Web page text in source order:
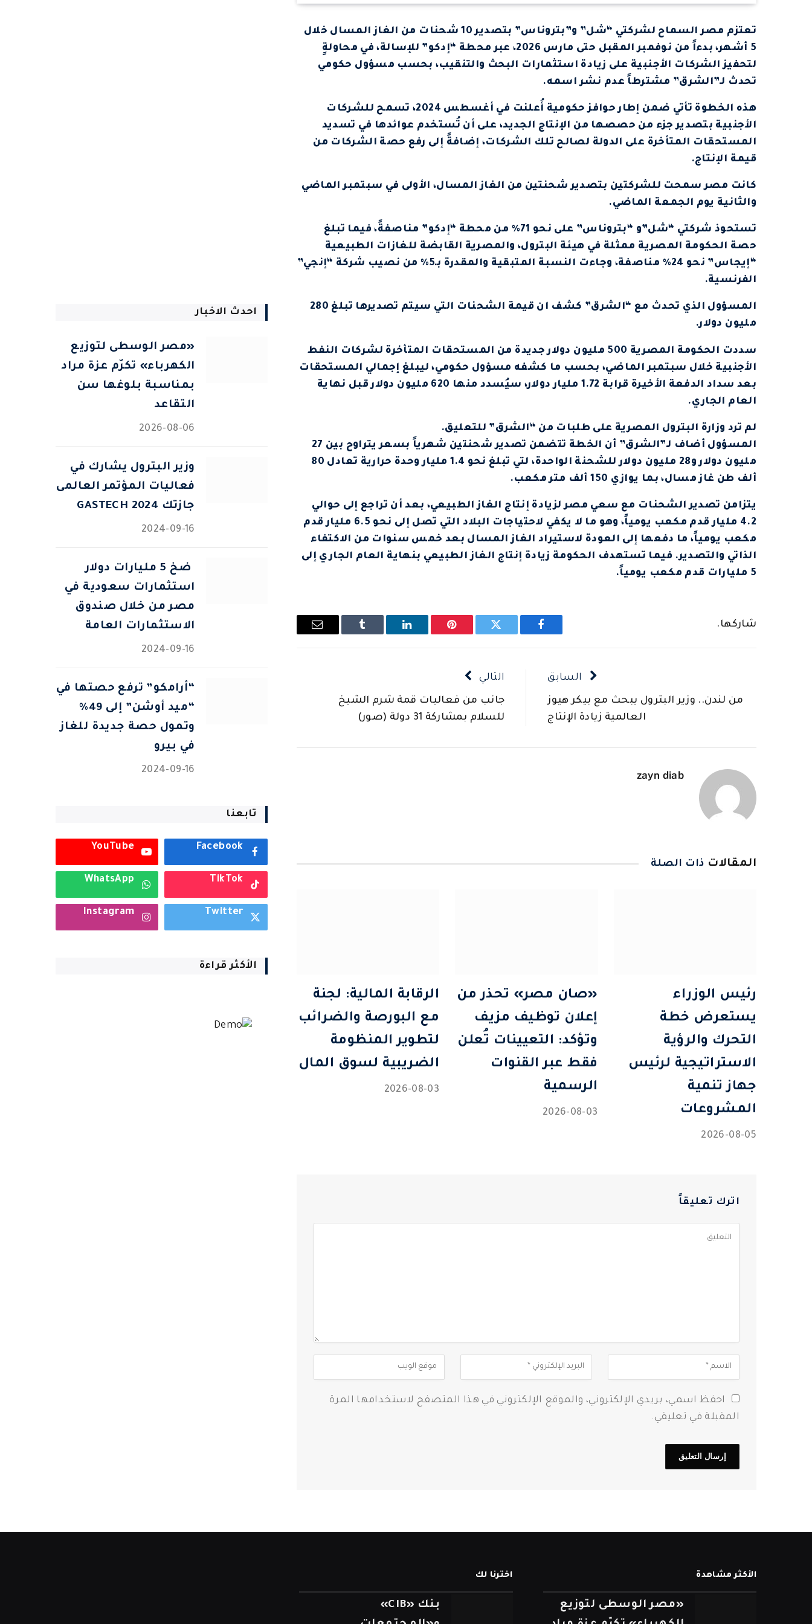
تعتزم مصر السماح لشركتي “شل” و”بتروناس” بتصدير 10 شحنات من الغاز المسال خلال
5 أشهر، بدءاً من نوفمبر المقبل حتى مارس 2026، عبر محطة “إدكو” للإسالة، في محاولةٍ
لتحفيز الشركات الأجنبية على زيادة استثمارات البحث والتنقيب، بحسب مسؤول حكومي
تحدث لـ”الشرق” مشترطاً عدم نشر اسمه.
هذه الخطوة تأتي ضمن إطار حوافز حكومية أُعلنت في أغسطس 2024، تسمح للشركات
الأجنبية بتصدير جزء من حصصها من الإنتاج الجديد، على أن تُستخدم عوائدها في تسديد
المستحقات المتأخرة على الدولة لصالح تلك الشركات، إضافةً إلى رفع حصة الشركات من
قيمة الإنتاج.
كانت مصر سمحت للشركتين بتصدير شحنتين من الغاز المسال، الأولى في سبتمبر الماضي
والثانية يوم الجمعة الماضي.
تستحوذ شركتي “شل”و “بتروناس” على نحو 71% من محطة “إدكو” مناصفةً، فيما تبلغ
حصة الحكومة المصرية ممثلة في هيئة البترول، والمصرية القابضة للغازات الطبيعية
“إيجاس” نحو 24% مناصفة، وجاءت النسبة المتبقية والمقدرة بـ5% من نصيب شركة “إنجي”
الفرنسية.
المسؤول الذي تحدث مع “الشرق” كشف ان قيمة الشحنات التي سيتم تصديرها تبلغ 280
مليون دولار.
سددت الحكومة المصرية 500 مليون دولار جديدة من المستحقات المتأخرة لشركات النفط
الأجنبية خلال سبتمبر الماضي، بحسب ما كشفه مسؤول حكومي، ليبلغ إجمالي المستحقات
بعد سداد الدفعة الأخيرة قرابة 1.72 مليار دولار، سيُسدد منها 620 مليون دولار قبل نهاية
العام الجاري.
لم ترد وزارة البترول المصرية على طلبات من “الشرق” للتعليق.
المسؤول أضاف لـ”الشرق” أن الخطة تتضمن تصدير شحنتين شهرياً بسعر يتراوح بين 27
مليون دولار و28 مليون دولار للشحنة الواحدة، لتي تبلغ نحو 1.4 مليار وحدة حرارية تعادل 80
ألف طن غاز مسال، بما يوازي 150 ألف متر مكعب.
يتزامن تصدير الشحنات مع سعي مصر لزيادة إنتاج الغاز الطبيعي، بعد أن تراجع إلى حوالي
4.2 مليار قدم مكعب يومياً، وهو ما لا يكفي لاحتياجات البلاد التي تصل إلى نحو 6.5 مليار قدم
مكعب يومياً، ما دفعها إلى العودة لاستيراد الغاز المسال بعد خمس سنوات من الاكتفاء
الذاتي والتصدير. فيما تستهدف الحكومة زيادة إنتاج الغاز الطبيعي بنهاية العام الجاري إلى
5 مليارات قدم مكعب يومياً.
شاركها.
فيسبوك تويتر بينتيريستلينكدإن Tumblr
البريد
السابق
من لندن.. وزير البترول يبحث مع بيكر هيوز
العالمية زيادة الإنتاج
التالي
جانب من فعاليات قمة شرم الشيخ
للسلام بمشاركة 31 دولة (صور)
zayn diab
المقالات ذات الصلة
رئيس الوزراء
يستعرض خطة
التحرك والرؤية
الاستراتيجية لرئيس
جهاز تنمية
المشروعات
2026-08-05
«صان مصر» تحذر من
إعلان توظيف مزيف
وتؤكد: التعيينات تُعلن
فقط عبر القنوات
الرسمية
2026-08-03
الرقابة المالية: لجنة
مع البورصة والضرائب
لتطوير المنظومة
الضريبية لسوق المال
2026-08-03
اترك تعليقاً
احفظ اسمي، بريدي الإلكتروني، والموقع الإلكتروني في هذا المتصفح لاستخدامها المرة
المقبلة في تعليقي.
احدث الاخبار
«مصر الوسطى لتوزيع
الكهرباء» تكرّم عزة مراد
بمناسبة بلوغها سن
التقاعد
2026-08-06
وزير البترول يشارك في
فعاليات المؤتمر العالمى
جازتك 2024 GASTECH
2024-09-16
⁠ ضخ 5 مليارات دولار
استثمارات سعودية في
مصر من خلال صندوق
الاستثمارات العامة
2024-09-16
“أرامكو” ترفع حصتها في
“ميد أوشن” إلى 49%
وتمول حصة جديدة للغاز
في بيرو
2024-09-16
تابعنا
Facebook
YouTube
TikTok
WhatsApp
Twitter
Instagram
الأكثر قراءة
الأكثر مشاهدة
«مصر الوسطى لتوزيع
اخترنا لك
بنك «CIB»